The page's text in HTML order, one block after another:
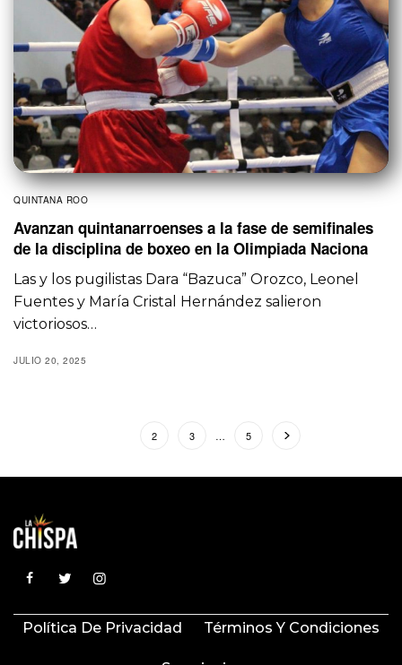
QUINTANA ROO
Avanzan quintanarroenses a la fase de semifinales
de la disciplina de boxeo en la Olimpiada Naciona
Las y los pugilistas Dara “Bazuca” Orozco, Leonel
Fuentes y María Cristal Hernández salieron
victoriosos…
JULIO 20, 2025
2 3 … 5
Política De Privacidad Términos Y Condiciones